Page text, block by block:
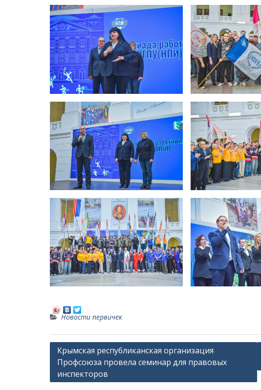
Новости первичек
в
Крымская республиканская организация
Профсоюза провела семинар для правовых
инспекторов